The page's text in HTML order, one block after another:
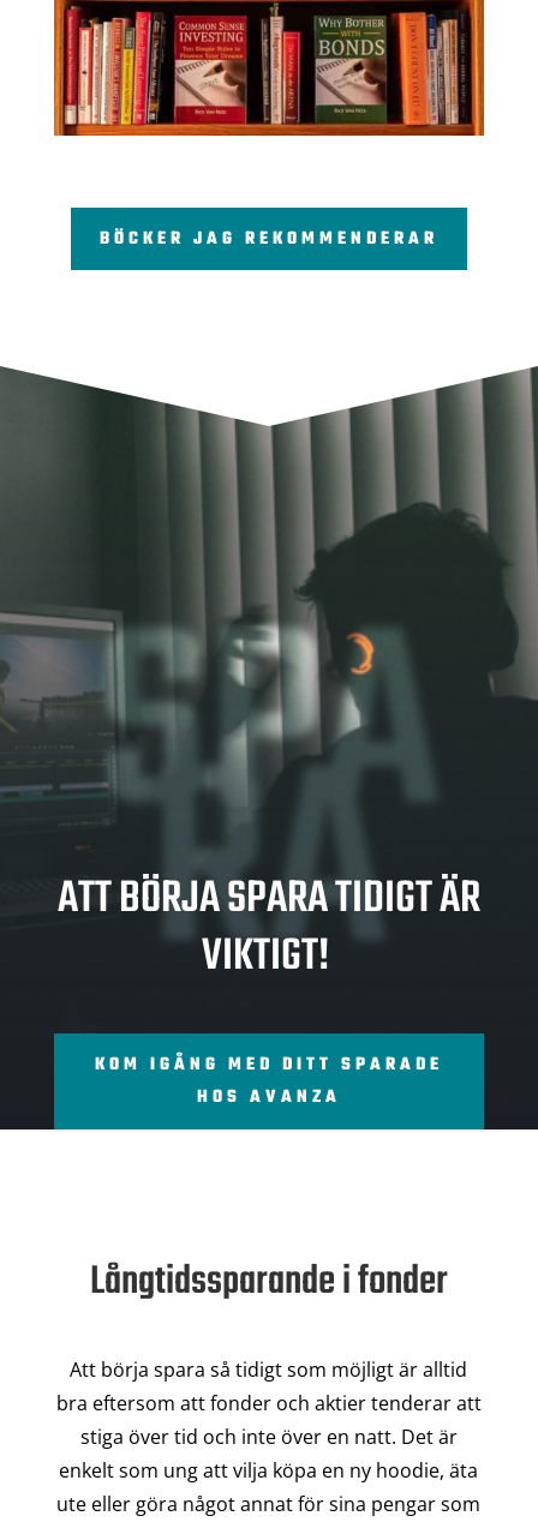
BÖCKER JAG REKOMMENDERAR
SPA
RA
ATT BÖRJA SPARA TIDIGT ÄR
VIKTIGT!
KOM IGÅNG MED DITT SPARADE
HOS AVANZA
Långtidssparande i fonder
Att börja spara så tidigt som möjligt är alltid
bra eftersom att fonder och aktier tenderar att
stiga över tid och inte över en natt. Det är
enkelt som ung att vilja köpa en ny hoodie, äta
ute eller göra något annat för sina pengar som